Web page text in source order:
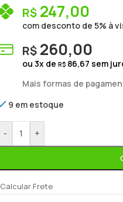
R$ 247,00
com desconto de 5% à
R$ 260,00
ou3x deR$ 86,67 sem
Mais formas de
9 em estoque
- +
Calcular Frete